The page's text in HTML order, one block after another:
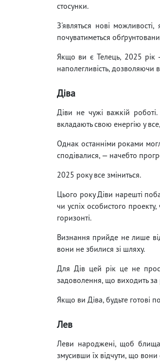
стосунки.
З'являться нові
почуватиметься
Якщо ви є Телець, 2025 рік
наполегливість, дозволяючи
Діва
Діви не чужі важкій роботі.
вкладають свою енергію у
Однак останніми роками
сподівалися, — начебто
2025 року все зміниться.
Цього року Діви нарешті
чи успіх особистого
горизонті.
Визнання прийде не лише
вони не збилися зі шляху.
Для Дів цей рік це не
задоволення, що виходить за
Якщо ви Діва, будьте готові
Лев
Леви народжені, щоб
змусивши їх відчути, що вони